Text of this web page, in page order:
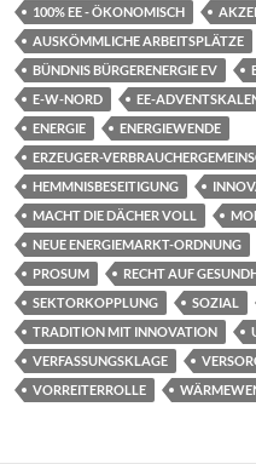
100% EE - ÖKONOMISCH
AUSKÖMMLICHE ARBEITSPLÄTZE
BÜNDNIS BÜRGERENERGIE EV
E-W-NORD
EE-
ENERGIE
ENERGIEWENDE
ERZEUGER-
HEMMNISBESEITIGUNG
MACHT DIE DÄCHER VOLL
NEUE ENERGIEMARKT-ORDNUNG
PROSUM
RECHT AUF
SEKTORKOPPLUNG
SOZIAL
TRADITION MIT INNOVATION
VERFASSUNGSKLAGE
VORREITERROLLE